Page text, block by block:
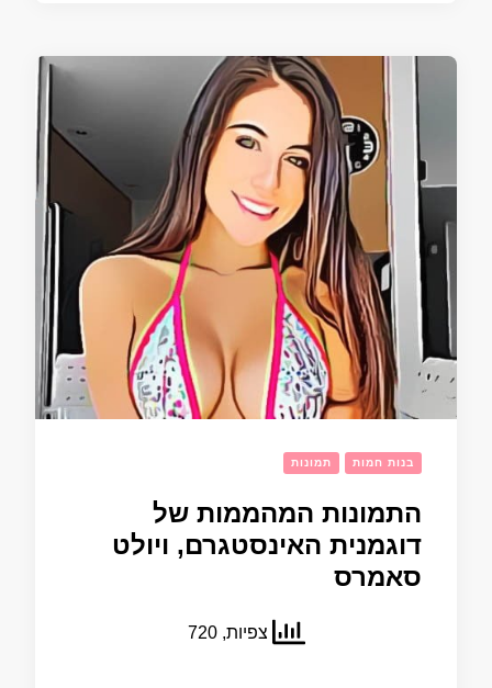
בנות חמות תמונות
התמונות המהממות של
דוגמנית האינסטגרם, ויולט
סאמרס
צפיות, 720